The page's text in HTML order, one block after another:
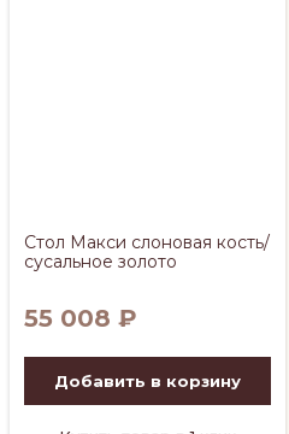
Стол Макси слоновая кость/
сусальное золото
55 008 ₽
Добавить в корзину